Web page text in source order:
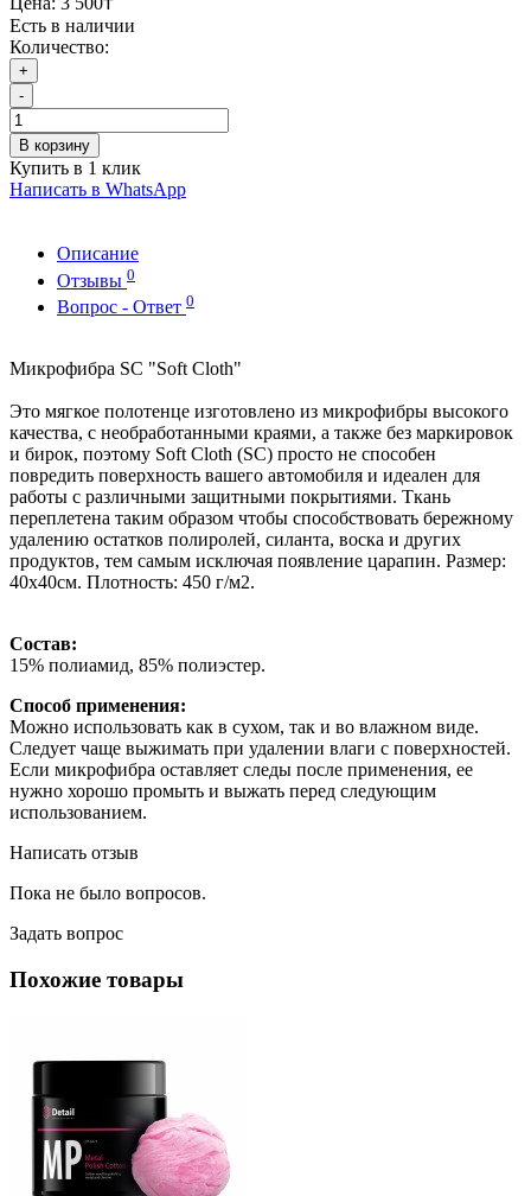
Есть в наличии
Количество:
+
-
В корзину
Купить в 1 клик
Написать в WhatsApp
Описание
Отзывы 0
Вопрос - Ответ 0
Микрофибра SC "Soft Cloth"
Это мягкое полотенце изготовлено из микрофибры высокого
качества, с необработанными краями, а также без маркировок
и бирок, поэтому Soft Cloth (SC) просто не способен
повредить поверхность вашего автомобиля и идеален для
работы с различными защитными покрытиями. Ткань
переплетена таким образом чтобы способствовать бережному
удалению остатков полиролей, силанта, воска и других
продуктов, тем самым исключая появление царапин. Размер:
40х40см. Плотность: 450 г/м2.
Состав:
15% полиамид, 85% полиэстер.
Способ применения:
Можно использовать как в сухом, так и во влажном виде.
Следует чаще выжимать при удалении влаги с поверхностей.
Если микрофибра оставляет следы после применения, ее
нужно хорошо промыть и выжать перед следующим
использованием.
Написать отзыв
Пока не было вопросов.
Задать вопрос
Похожие товары